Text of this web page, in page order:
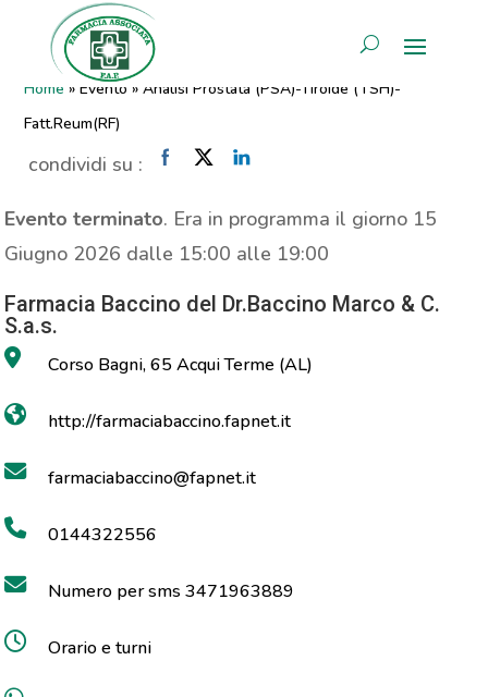
AREA RISERVATA
Analisi Prostata (PSA)-Tiroide
(TSH)-Fatt.Reum(RF)
Home »Evento »Analisi Prostata (PSA)-Tiroide (TSH)-
Fatt.Reum(RF)
condividi su :
Evento terminato. Era in programma il giorno 15
Giugno 2026 dalle 15:00 alle 19:00
Farmacia Baccino del Dr.Baccino Marco & C.
S.a.s.
Corso Bagni, 65 Acqui Terme (AL)
http://farmaciabaccino.fapnet.it
farmaciabaccino@fapnet.it
0144322556
Numero per sms 3471963889
Orario e turni